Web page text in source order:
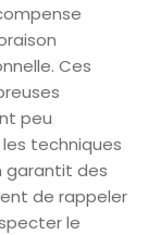
Ces
peu
techniques
garantit des
de rappeler
le